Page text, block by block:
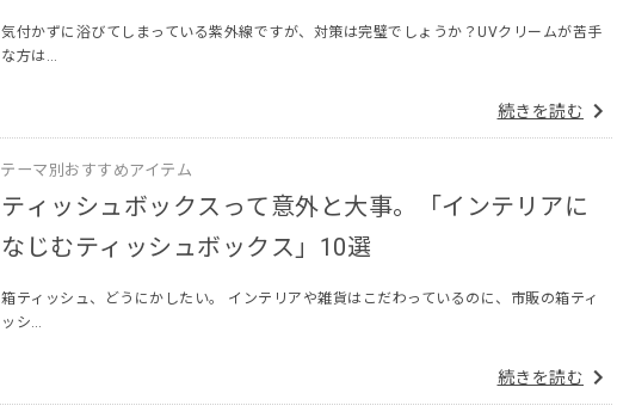
気付かずに浴びてしまっている紫外線ですが、対策は完璧でしょうか？UVクリームが苦手
な方は…
続きを読む
ティッシュボックスって意外と大事。「インテリアに
なじむティッシュボックス」10選
箱ティッシュ、どうにかしたい。 インテリアや雑貨はこだわっているのに、市販の箱ティ
ッシ…
続きを読む
テーマ別おすすめアイテム